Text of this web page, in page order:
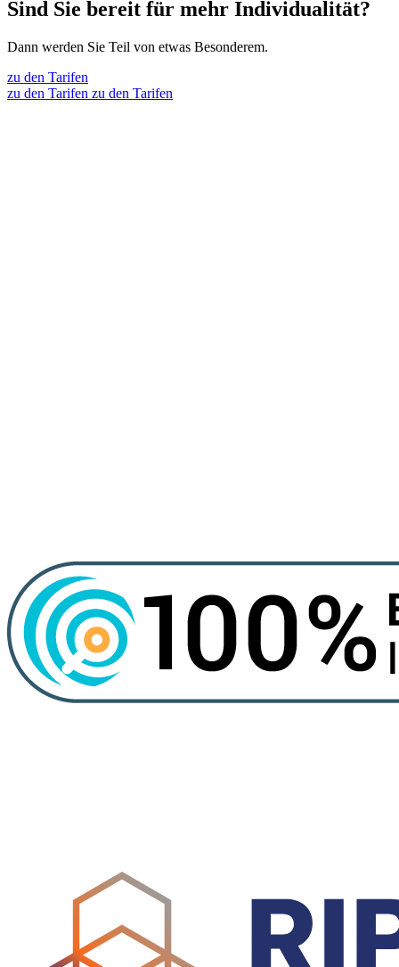
Sind Sie bereit für mehr Individualität?
Dann werden Sie Teil von etwas Besonderem.
zu den Tarifen
zu den Tarifen zu den Tarifen